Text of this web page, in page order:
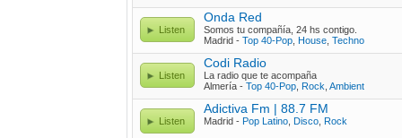
Listen
Onda Red
Somos tu compañía, 24 hs contigo.
Madrid - Top 40-Pop House Techno
Listen
Codi Radio
La radio que te acompaña
Almería - Top 40-Pop Rock Ambient
Listen
Adictiva Fm | 88.7 FM
Madrid - Pop Latino Disco Rock